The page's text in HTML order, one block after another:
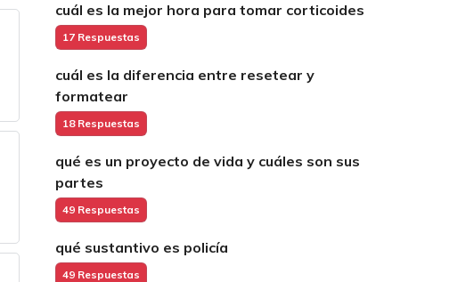
cuál es la mejor hora para tomar corticoides
17 Respuestas
cuál es la diferencia entre resetear y
formatear
18 Respuestas
qué es un proyecto de vida y cuáles son sus
partes
49 Respuestas
qué sustantivo es policía
49 Respuestas